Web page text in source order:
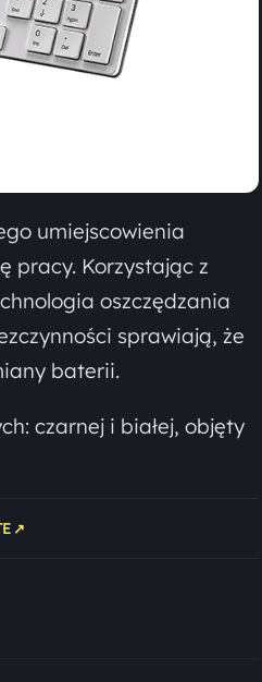
umiejscowienia
pracy. Korzystając z
oszczędzania
sprawiają, że
baterii.
czarnej i białej, objęty
↗